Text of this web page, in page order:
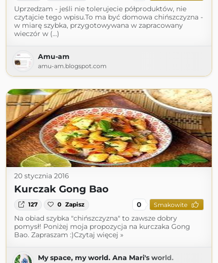
Uprzedzam - jeśli nie tolerujecie półproduktów, nie
czytajcie tego wpisu.To ma być domowa chińszczyzna -
w miarę szybka, przygotowywana w zapracowany
wieczór w (...)
Amu-am
amu-am.blogspot.com
20 stycznia 2016
Kurczak Gong Bao
127 0 Zapisz 0 Smakowite
Na obiad szybka "chińszczyzna" to zawsze dobry
pomysł! Poniżej moja propozycja na kurczaka Gong
Bao. Zapraszam :)Czytaj więcej »
My space, my world. Ana Mari's world.